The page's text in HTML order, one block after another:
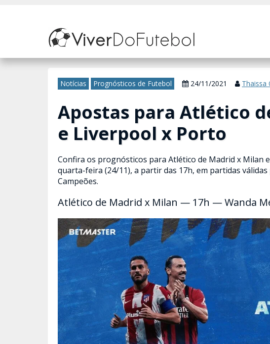
Notícias Prognósticos de Futebol 24/11/2021 Thaissa
Apostas para Atlético
e Liverpool x Porto
Confira os prognósticos para Atlético de Madrid x Milan
quarta-feira (24/11), a partir das 17h, em partidas válidas
Campeões.
Atlético de Madrid x Milan — 17h — Wanda